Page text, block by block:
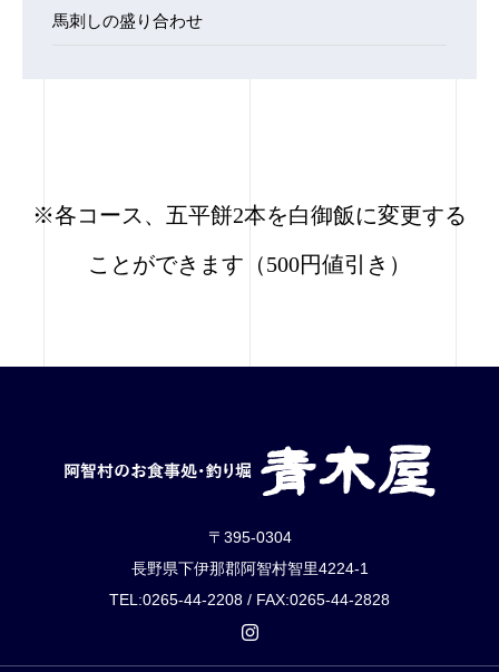
馬刺しの盛り合わせ
※各コース、五平餅2本を白御飯に変更する
ことができます（500円値引き）
〒395-0304
長野県下伊那郡阿智村智里4224-1
TEL:0265-44-2208 / FAX:0265-44-2828